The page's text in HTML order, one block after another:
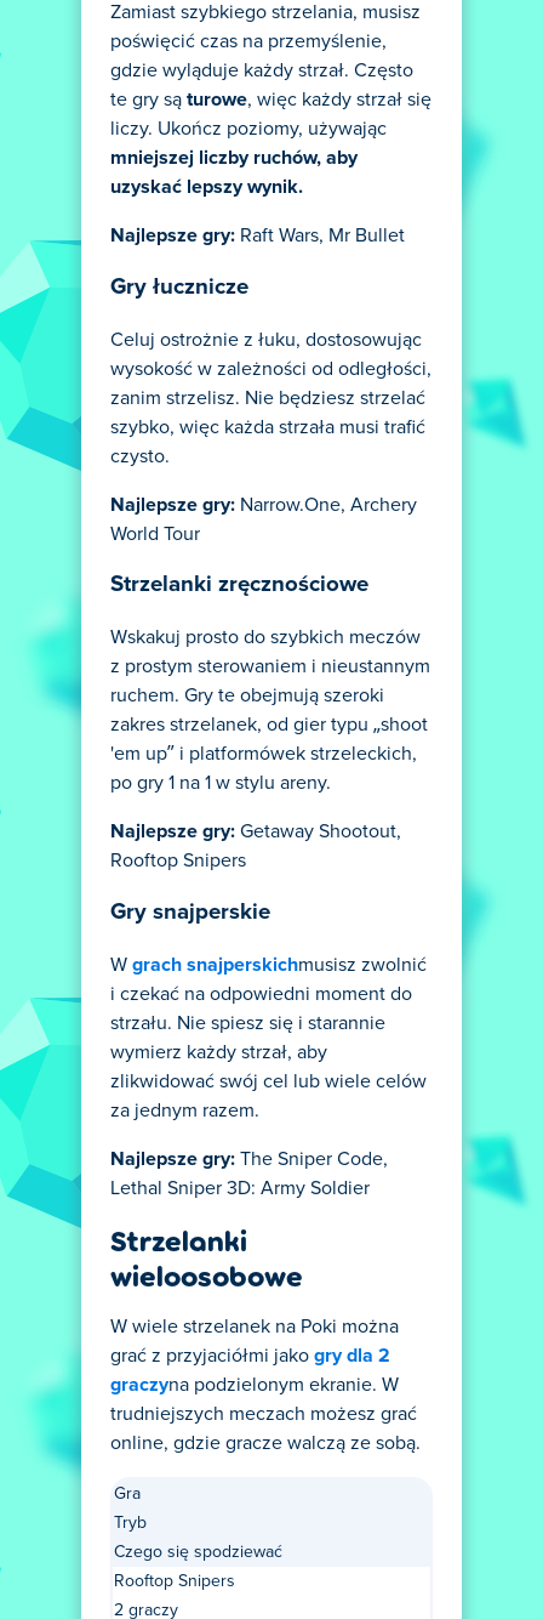
Zamiast szybkiego strzelania, musisz
poświęcić czas na przemyślenie,
gdzie wyląduje każdy strzał. Często
te gry są turowe, więc każdy strzał się
liczy. Ukończ poziomy, używając
mniejszej liczby ruchów, aby
uzyskać lepszy wynik.
Najlepsze gry: Raft Wars, Mr Bullet
Gry łucznicze
Celuj ostrożnie z łuku, dostosowując
wysokość w zależności od odległości,
zanim strzelisz. Nie będziesz strzelać
szybko, więc każda strzała musi trafić
czysto.
Najlepsze gry: Narrow.One, Archery
World Tour
Strzelanki zręcznościowe
Wskakuj prosto do szybkich meczów
z prostym sterowaniem i nieustannym
ruchem. Gry te obejmują szeroki
zakres strzelanek, od gier typu „shoot
'em up” i platformówek strzeleckich,
po gry 1 na 1 w stylu areny.
Najlepsze gry: Getaway Shootout,
Rooftop Snipers
Gry snajperskie
W grach snajperskichmusisz zwolnić
i czekać na odpowiedni moment do
strzału. Nie spiesz się i starannie
wymierz każdy strzał, aby
zlikwidować swój cel lub wiele celów
za jednym razem.
Najlepsze gry: The Sniper Code,
Lethal Sniper 3D: Army Soldier
Strzelanki
wieloosobowe
W wiele strzelanek na Poki można
grać z przyjaciółmi jako gry dla 2
graczyna podzielonym ekranie. W
trudniejszych meczach możesz grać
online, gdzie gracze walczą ze sobą.
Gra
Tryb
Czego się spodziewać
Rooftop Snipers
2 graczy